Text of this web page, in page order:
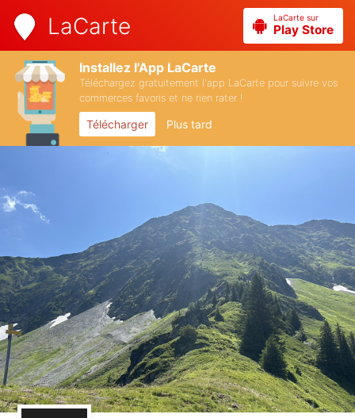
LaCarte LaCarte sur
Play Store
Installez l'App LaCarte
Téléchargez gratuitement l'app LaCarte pour suivre vos
commerces favoris et ne rien rater !
Télécharger Plus tard